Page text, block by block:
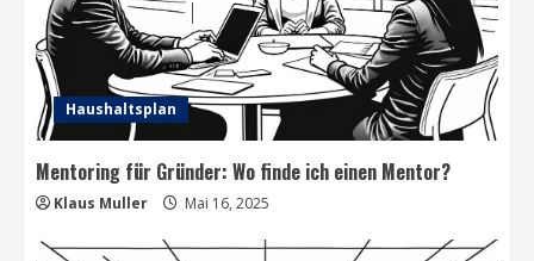
Haushaltsplan
Mentoring für Gründer: Wo finde ich einen Mentor?
Klaus Muller Mai 16, 2025